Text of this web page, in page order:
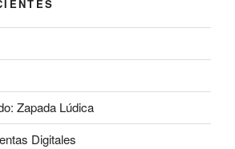
Zapada Lúdica
Digitales